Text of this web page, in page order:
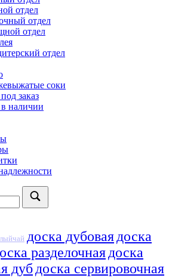
отдел
отдел
отдел
отдел
соки
заказ
наличии
доска дубовая доска
разделочная доска
дуб доска сервировочная